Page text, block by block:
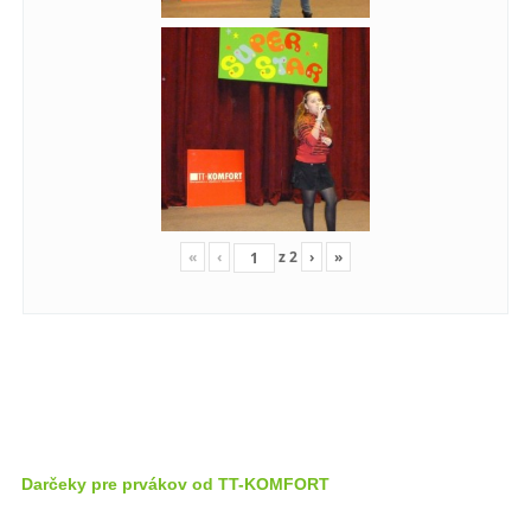
« ‹ z2 › »
Darčeky pre prvákov od TT-KOMFORT